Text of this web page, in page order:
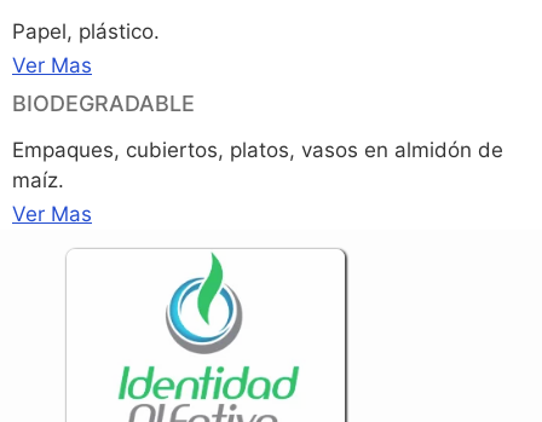
Papel, plástico.
Ver Mas
BIODEGRADABLE
Empaques, cubiertos, platos, vasos en almidón de
maíz.
Ver Mas